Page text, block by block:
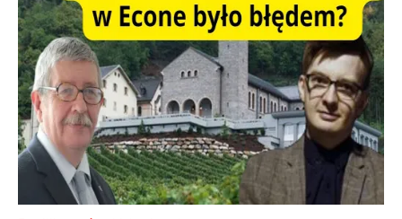
Ciemna strona podręcznikowych mitów historycznych
Historia jest doświadczeniem niepowtarzalnym i tłumaczenie,
że będziemy coś krytykować po to, żeby później znowu jakiegoś